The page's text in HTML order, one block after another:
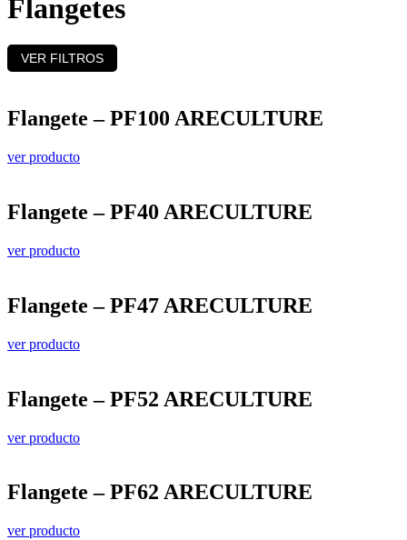
Flangetes
VER FILTROS
Flangete – PF100 ARECULTURE
ver producto
Flangete – PF40 ARECULTURE
ver producto
Flangete – PF47 ARECULTURE
ver producto
Flangete – PF52 ARECULTURE
ver producto
Flangete – PF62 ARECULTURE
ver producto